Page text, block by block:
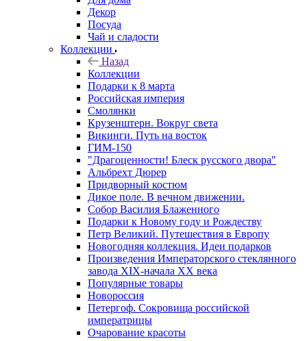
Декор
Посуда
Чай и сладости
Коллекции
Назад
Коллекции
Подарки к 8 марта
Российская империя
Смолянки
Крузенштерн. Вокруг света
Викинги. Путь на восток
ГИМ-150
"Драгоценности! Блеск русского двора"
Альбрехт Дюрер
Придворный костюм
Дикое поле. В вечном движении.
Собор Василия Блаженного
Подарки к Новому году и Рождеству
Петр Великий. Путешествия в Европу
Новогодняя коллекция. Идеи подарков
Произведения Императорского стеклянного
завода XIX-начала XX века
Популярные товары
Новороссия
Петергоф. Сокровища российской
императрицы
Очарование красоты